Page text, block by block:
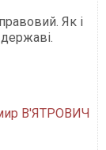
Як і
В'ЯТРОВИЧ